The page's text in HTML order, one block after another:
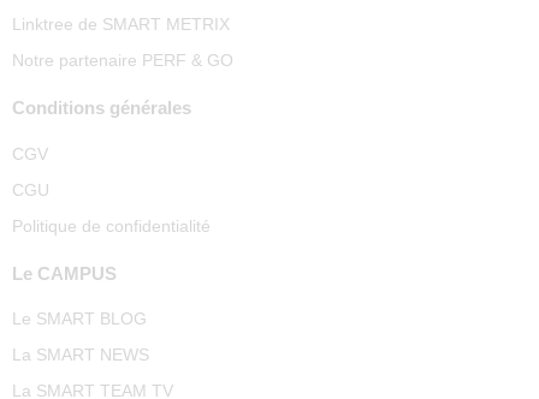
Linktree de SMART METRIX
Notre partenaire PERF & GO
Conditions générales
CGV
CGU
Politique de confidentialité
Le CAMPUS
Le SMART BLOG
La SMART NEWS
La SMART TEAM TV